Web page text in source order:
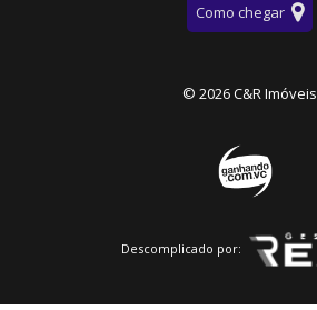
Como chegar
© 2026 C&R Imóveis
Descomplicado por: